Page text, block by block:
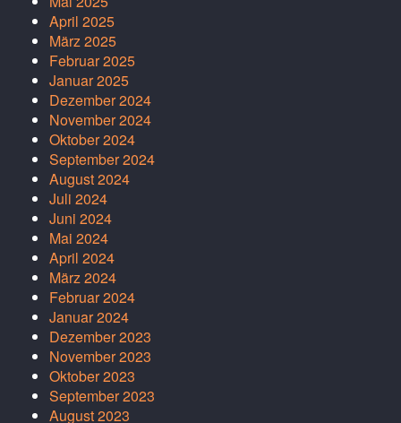
April 2025
März 2025
Februar 2025
Januar 2025
Dezember 2024
November 2024
Oktober 2024
September 2024
August 2024
Juli 2024
Juni 2024
Mai 2024
April 2024
März 2024
Februar 2024
Januar 2024
Dezember 2023
November 2023
Oktober 2023
September 2023
August 2023